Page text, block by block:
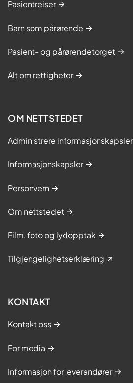
Pasientreiser
Barn som pårørende
Pasient- og pårørendetorget
Alt om rettigheter
OM NETTSTEDET
Administrere informasjonskapsler
Informasjonskapsler
Personvern
Om nettstedet
Film, foto og lydopptak
Tilgjengelighetserklæring
KONTAKT
Kontakt oss
For media
Informasjon for leverandører